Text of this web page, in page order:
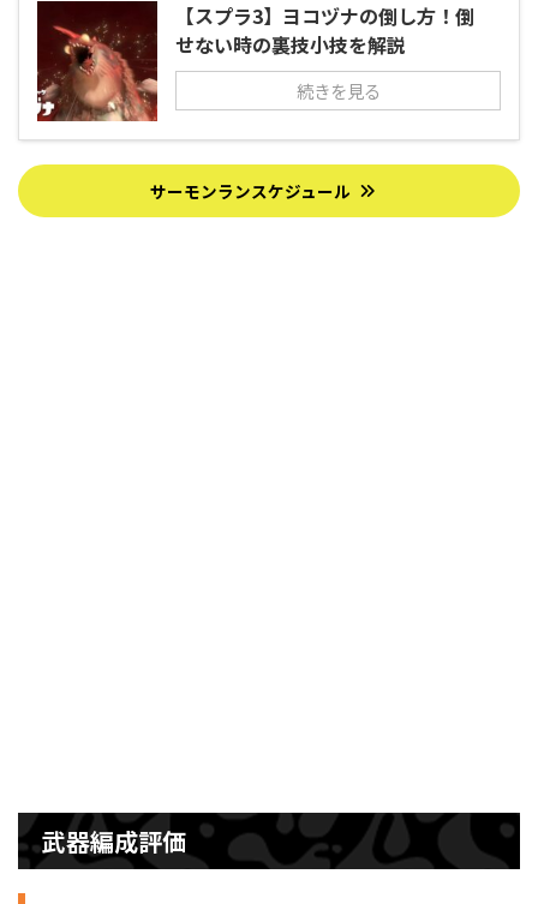
【スプラ3】ヨコヅナの倒し方！倒
せない時の裏技小技を解説
続きを見る
サーモンランスケジュール
武器編成評価